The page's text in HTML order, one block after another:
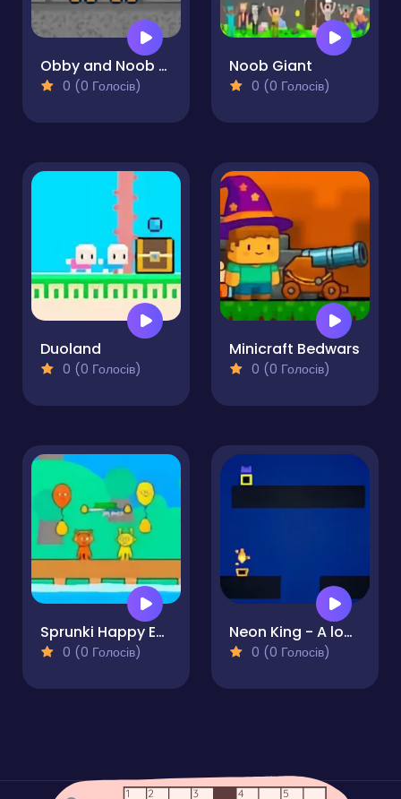
Obby and Noob Barry Prison
0 (0 Голосів)
Noob Giant
0 (0 Голосів)
Duoland
0 (0 Голосів)
Minicraft Bedwars
0 (0 Голосів)
Sprunki Happy Easter 2Player
0 (0 Голосів)
Neon King - A local multiplayer Platformer
0 (0 Голосів)